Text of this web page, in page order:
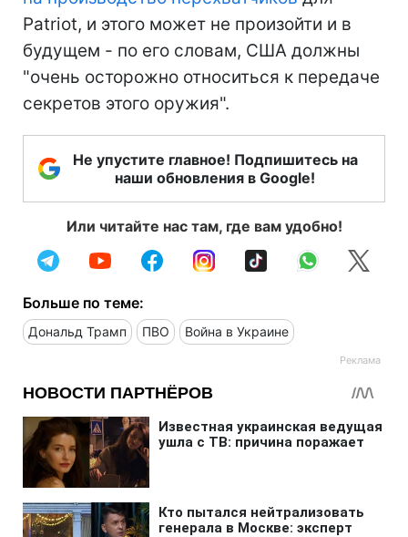
Patriot, и этого может не произойти и в
будущем - по его словам, США должны
"очень осторожно относиться к передаче
секретов этого оружия".
Не упустите главное! Подпишитесь на
наши обновления в Google!
Или читайте нас там, где вам удобно!
Больше по теме:
Дональд Трамп ПВО Война в Украине